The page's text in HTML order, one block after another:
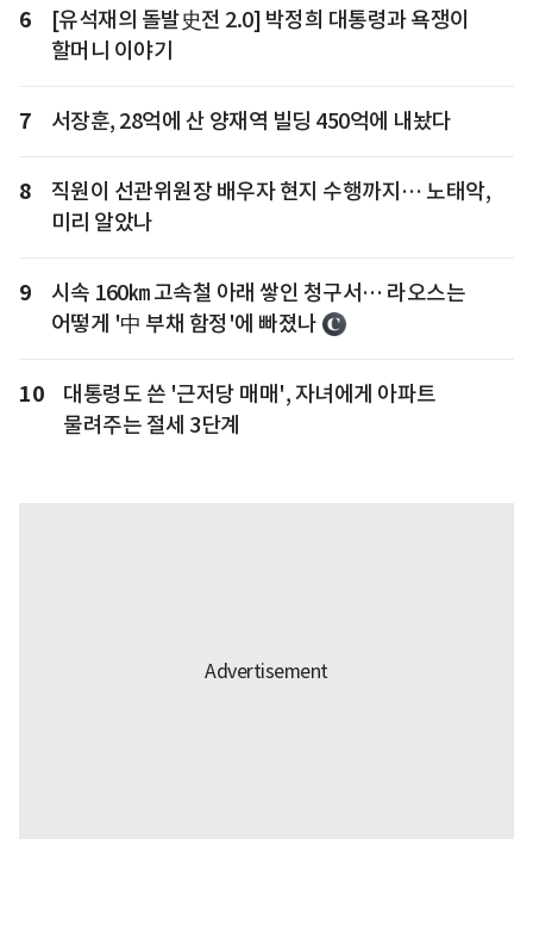
6
[유석재의 돌발史전 2.0] 박정희 대통령과 욕쟁이
할머니 이야기
7 서장훈, 28억에 산 양재역 빌딩 450억에 내놨다
8
직원이 선관위원장 배우자 현지 수행까지… 노태악,
미리 알았나
9
시속 160㎞ 고속철 아래 쌓인 청구서… 라오스는
어떻게 '中 부채 함정'에 빠졌나
10
대통령도 쓴 '근저당 매매', 자녀에게 아파트
물려주는 절세 3단계